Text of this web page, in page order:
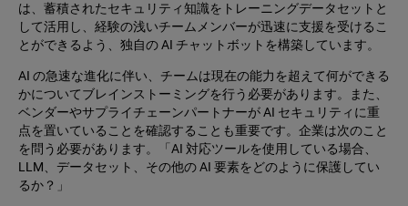
は、蓄積されたセキュリティ知識をトレーニングデータセットと
して活用し、経験の浅いチームメンバーが迅速に支援を受けるこ
とができるよう、独自の AI チャットボットを構築しています。
AI の急速な進化に伴い、チームは現在の能力を超えて何ができる
かについてブレインストーミングを行う必要があります。また、
ベンダーやサプライチェーンパートナーが AI セキュリティに重
点を置いていることを確認することも重要です。企業は次のこと
を問う必要があります。「AI 対応ツールを使用している場合、
LLM、データセット、その他の AI 要素をどのように保護してい
るか？」